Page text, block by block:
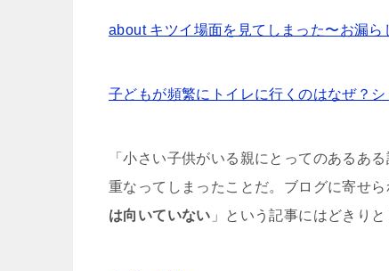
about キツイ場面を見てしまった〜お漏ら
子どもが頻繁にトイレに行くのはなぜ？
「小さい子供がいる親にとってのあるあ
重なってしまったことだ。ブログに寄せ
は向いていない 」という記事にはどきりと